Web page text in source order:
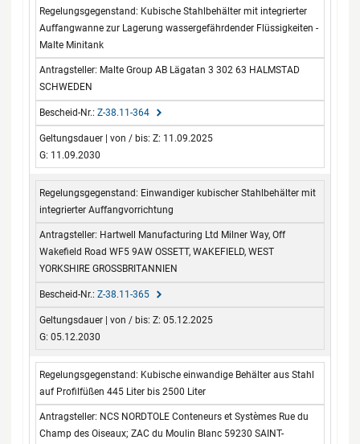
Kubische Stahlbehälter mit integrierter
Auffangwanne zur Lagerung wassergefährdender Flüssigkeiten -
Malte Minitank
Malte Group AB Lägatan 3 302 63 HALMSTAD
SCHWEDEN
Z-38.11-364
Z: 11.09.2025
G: 11.09.2030
Einwandiger kubischer Stahlbehälter mit
integrierter Auffangvorrichtung
Hartwell Manufacturing Ltd Milner Way, Off
Wakefield Road WF5 9AW OSSETT, WAKEFIELD, WEST
YORKSHIRE GROSSBRITANNIEN
Z-38.11-365
Z: 05.12.2025
G: 05.12.2030
Kubische einwandige Behälter aus Stahl
auf Profilfüßen 445 Liter bis 2500 Liter
NCS NORDTOLE Conteneurs et Systèmes Rue du
Champ des Oiseaux; ZAC du Moulin Blanc 59230 SAINT-